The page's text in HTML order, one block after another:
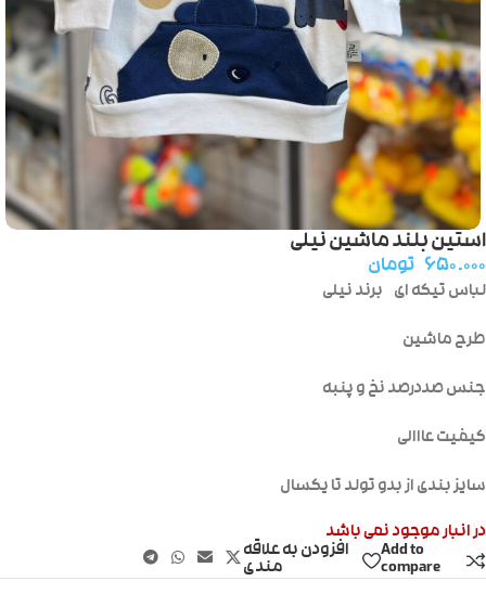
استین بلند ماشین نیلی
۶۵۰.۰۰۰ تومان
لباس تیکه ای برند نیلی
طرح ماشین
جنس صددرصد نخ و پنبه
کیفیت عااالی
سایز بندی از بدو تولد تا یکسال
در انبار موجود نمی باشد
Add to
compare
افزودن به علاقه
مندی